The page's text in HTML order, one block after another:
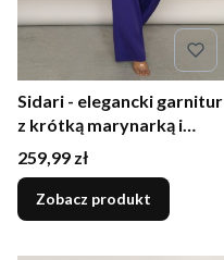
Sidari - elegancki garnitur
z krótką marynarką i
szerokimi spodniami
fioletowy
Cena
259,99 zł
Zobacz produkt